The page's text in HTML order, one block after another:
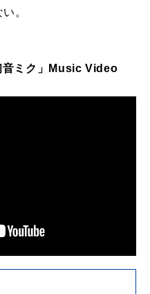
。
ミク」Music Video